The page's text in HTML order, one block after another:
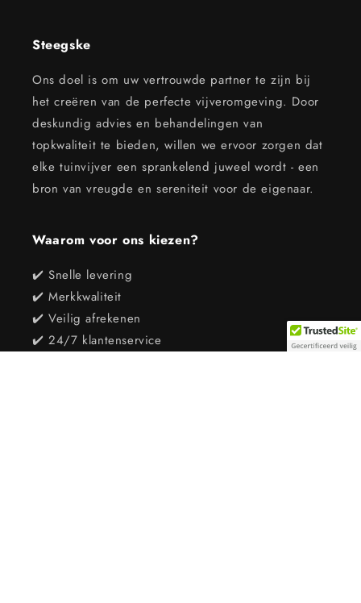
Steegske
Ons doel is om uw vertrouwde partner te zijn bij
het creëren van de perfecte vijveromgeving. Door
deskundig advies en behandelingen van
topkwaliteit te bieden, willen we ervoor zorgen dat
elke tuinvijver een sprankelend juweel wordt - een
bron van vreugde en sereniteit voor de eigenaar.
Waarom voor ons kiezen?
✔️ Snelle levering
✔️ Merkkwaliteit
✔️ Veilig afrekenen
✔️ 24/7 klantenservice